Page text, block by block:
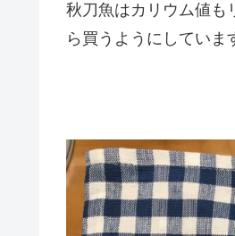
秋刀魚はカリウム値も
ら買うようにしていま